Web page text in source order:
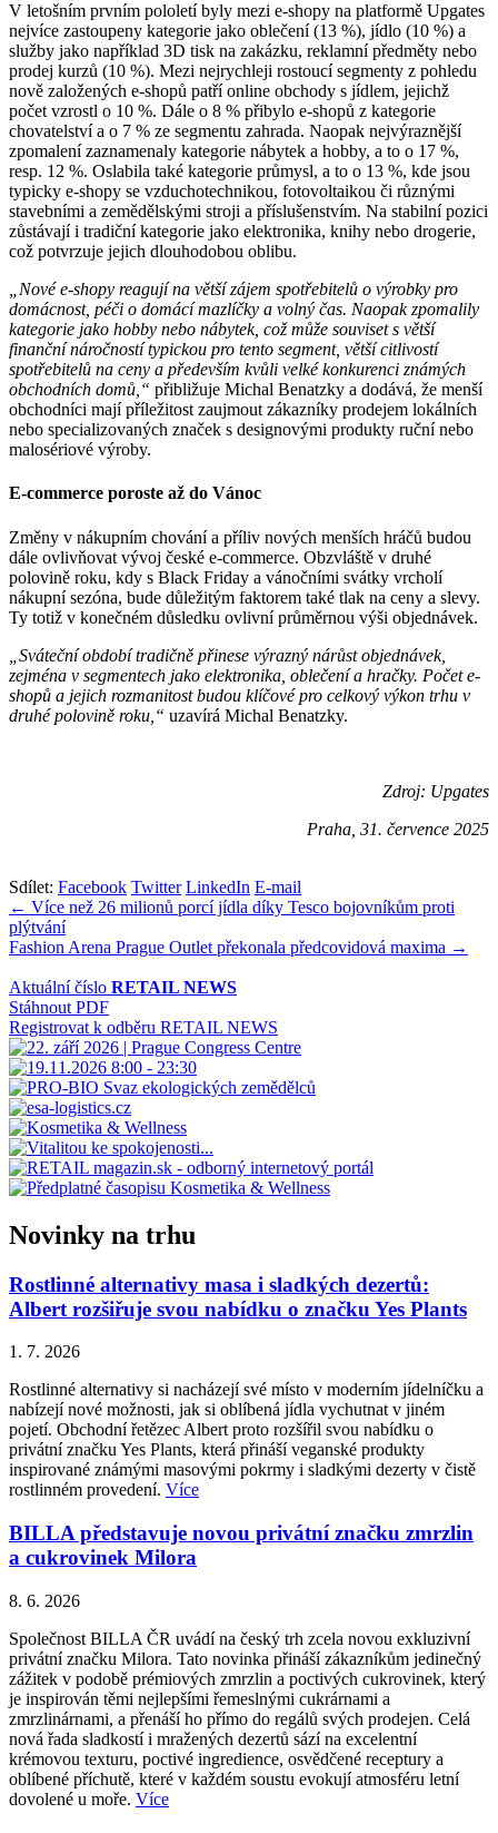
V letošním prvním pololetí byly mezi e-shopy na platformě Upgates
nejvíce zastoupeny kategorie jako oblečení (13 %), jídlo (10 %) a
služby jako například 3D tisk na zakázku, reklamní předměty nebo
prodej kurzů (10 %). Mezi nejrychleji rostoucí segmenty z pohledu
nově založených e-shopů patří online obchody s jídlem, jejichž
počet vzrostl o 10 %. Dále o 8 % přibylo e-shopů z kategorie
chovatelství a o 7 % ze segmentu zahrada. Naopak nejvýraznější
zpomalení zaznamenaly kategorie nábytek a hobby, a to o 17 %,
resp. 12 %. Oslabila také kategorie průmysl, a to o 13 %, kde jsou
typicky e-shopy se vzduchotechnikou, fotovoltaikou či různými
stavebními a zemědělskými stroji a příslušenstvím. Na stabilní pozici
zůstávají i tradiční kategorie jako elektronika, knihy nebo drogerie,
což potvrzuje jejich dlouhodobou oblibu.
„Nové e-shopy reagují na větší zájem spotřebitelů o výrobky pro
domácnost, péči o domácí mazlíčky a volný čas. Naopak zpomalily
kategorie jako hobby nebo nábytek, což může souviset s větší
finanční náročností typickou pro tento segment, větší citlivostí
spotřebitelů na ceny a především kvůli velké konkurenci známých
obchodních domů,“ přibližuje Michal Benatzky a dodává, že menší
obchodníci mají příležitost zaujmout zákazníky prodejem lokálních
nebo specializovaných značek s designovými produkty ruční nebo
malosériové výroby.
E-commerce poroste až do Vánoc
Změny v nákupním chování a příliv nových menších hráčů budou
dále ovlivňovat vývoj české e-commerce. Obzvláště v druhé
polovině roku, kdy s Black Friday a vánočními svátky vrcholí
nákupní sezóna, bude důležitým faktorem také tlak na ceny a slevy.
Ty totiž v konečném důsledku ovlivní průměrnou výši objednávek.
„Sváteční období tradičně přinese výrazný nárůst objednávek,
zejména v segmentech jako elektronika, oblečení a hračky. Počet e-
shopů a jejich rozmanitost budou klíčové pro celkový výkon trhu v
druhé polovině roku,“ uzavírá Michal Benatzky.
Zdroj: Upgates
Praha, 31. července 2025
Sdílet: Facebook Twitter LinkedIn E-mail
Navigace
pro
← Více než 26 milionů porcí jídla díky Tesco bojovníkům proti
plýtvání
Fashion Arena Prague Outlet překonala předcovidová maxima →
Aktuální číslo RETAIL NEWS
Stáhnout PDF
Registrovat k odběru RETAIL NEWS
Novinky na trhu
Rostlinné alternativy masa i sladkých dezertů:
Albert rozšiřuje svou nabídku o značku Yes Plants
1. 7. 2026
Rostlinné alternativy si nacházejí své místo v moderním jídelníčku a
nabízejí nové možnosti, jak si oblíbená jídla vychutnat v jiném
pojetí. Obchodní řetězec Albert proto rozšířil svou nabídku o
privátní značku Yes Plants, která přináší veganské produkty
inspirované známými masovými pokrmy i sladkými dezerty v čistě
rostlinném provedení. Více
BILLA představuje novou privátní značku zmrzlin
a cukrovinek Milora
8. 6. 2026
Společnost BILLA ČR uvádí na český trh zcela novou exkluzivní
privátní značku Milora. Tato novinka přináší zákazníkům jedinečný
zážitek v podobě prémiových zmrzlin a poctivých cukrovinek, který
je inspirován těmi nejlepšími řemeslnými cukrárnami a
zmrzlinárnami, a přenáší ho přímo do regálů svých prodejen. Celá
nová řada sladkostí i mražených dezertů sází na excelentní
krémovou texturu, poctivé ingredience, osvědčené receptury a
oblíbené příchutě, které v každém soustu evokují atmosféru letní
dovolené u moře. Více